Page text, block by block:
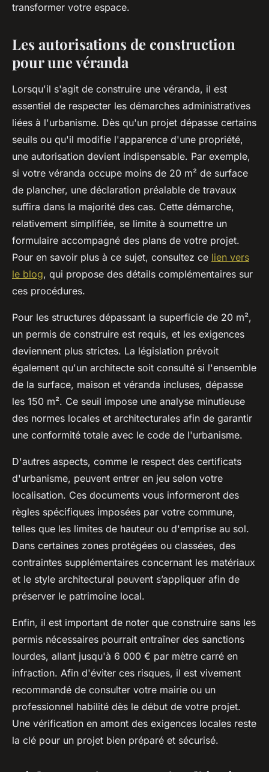
transformer votre espace.
Les autorisations de construction
pour une véranda
Lorsqu'il s'agit de construire une véranda, il est
essentiel de respecter les démarches administratives
liées à l'urbanisme. Dès qu'un projet dépasse certains
seuils ou qu'il modifie l'apparence d'une propriété,
une autorisation devient indispensable. Par exemple,
si votre véranda occupe moins de 20 m² de surface
de plancher, une déclaration préalable de travaux
suffira dans la majorité des cas. Cette démarche,
relativement simplifiée, se limite à soumettre un
formulaire accompagné des plans de votre projet.
Pour en savoir plus à ce sujet, consultez ce lien vers
le blog, qui propose des détails complémentaires sur
ces procédures.
Pour les structures dépassant la superficie de 20 m²,
un permis de construire est requis, et les exigences
deviennent plus strictes. La législation prévoit
également qu'un architecte soit consulté si l'ensemble
de la surface, maison et véranda incluses, dépasse
les 150 m². Ce seuil impose une analyse minutieuse
des normes locales et architecturales afin de garantir
une conformité totale avec le code de l'urbanisme.
D'autres aspects, comme le respect des certificats
d'urbanisme, peuvent entrer en jeu selon votre
localisation. Ces documents vous informeront des
règles spécifiques imposées par votre commune,
telles que les limites de hauteur ou d'emprise au sol.
Dans certaines zones protégées ou classées, des
contraintes supplémentaires concernant les matériaux
et le style architectural peuvent s’appliquer afin de
préserver le patrimoine local.
Enfin, il est important de noter que construire sans les
permis nécessaires pourrait entraîner des sanctions
lourdes, allant jusqu'à 6 000 € par mètre carré en
infraction. Afin d'éviter ces risques, il est vivement
recommandé de consulter votre mairie ou un
professionnel habilité dès le début de votre projet.
Une vérification en amont des exigences locales reste
la clé pour un projet bien préparé et sécurisé.